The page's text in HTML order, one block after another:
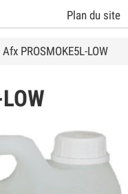
Plan du site
Afx PROSMOKE5L-LOW